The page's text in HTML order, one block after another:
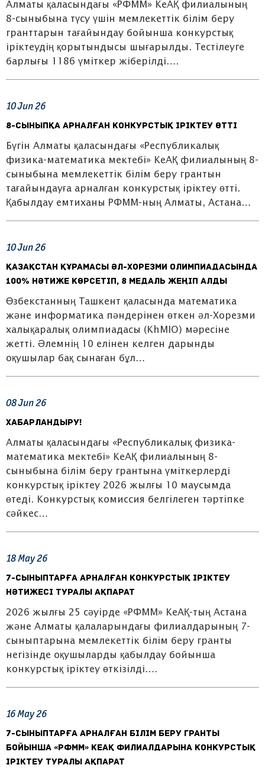
Алматы қаласындағы «РФММ» КеАҚ филиалының
8-сыныбына түсу үшін мемлекеттік білім беру
гранттарын тағайындау бойынша конкурстық
іріктеудің қорытындысы шығарылды. Тестілеуге
барлығы 1186 үміткер жіберілді….
10Jun26
8-сыныпқа арналған конкурстық іріктеу өтті
Бүгін Алматы қаласындағы «Республикалық
физика-математика мектебі» КеАҚ филиалының 8-
сыныбына мемлекеттік білім беру грантын
тағайындауға арналған конкурстық іріктеу өтті.
Қабылдау емтиханы РФММ-ның Алматы, Астана…
10Jun26
Қазақстан құрамасы әл-Хорезми олимпиадасында
100% нәтиже көрсетіп, 8 медаль жеңіп алды
Өзбекстанның Ташкент қаласында математика
және информатика пәндерінен өткен әл-Хорезми
халықаралық олимпиадасы (KhMIO) мәресіне
жетті. Әлемнің 10 елінен келген дарынды
оқушылар бақ сынаған бұл…
08Jun26
ХАБАРЛАНДЫРУ!
Алматы қаласындағы «Республикалық физика-
математика мектебі» КеАҚ филиалының 8-
сыныбына білім беру грантына үміткерлерді
конкурстық іріктеу 2026 жылғы 10 маусымда
өтеді. Конкурстық комиссия белгілеген тәртіпке
сәйкес…
18May26
7-сыныптарға арналған конкурстық іріктеу
нәтижесі туралы ақпарат
2026 жылғы 25 сәуірде «РФММ» КеАҚ-тың Астана
және Алматы қалаларындағы филиалдарының 7-
сыныптарына мемлекеттік білім беру гранты
негізінде оқушыларды қабылдау бойынша
конкурстық іріктеу өткізілді….
16May26
7-сыныптарға арналған білім беру гранты
бойынша «РФММ» КеАҚ филиалдарына конкурстық
іріктеу туралы ақпарат